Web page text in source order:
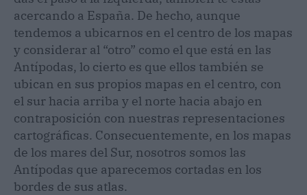
acercando a España. De hecho, aunque
tendemos a ubicarnos en el centro de los mapas
y considerar al “otro” como el que está en las
Antípodas, lo cierto es que ellos también se
ubican en sus propios mapas en el centro, con
el sur hacia arriba y el norte hacia abajo en
contraposición con nuestras representaciones
cartográficas. Consecuentemente, en los mapas
de los mares del Sur, nosotros somos las
Antípodas que aparecemos cortadas en los
bordes de sus atlas.